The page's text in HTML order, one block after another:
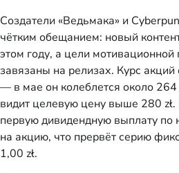
Создатели «Ведьмака» и
чётким обещанием: новый
этом году, а цели
завязаны на релизах. Курс
— в мае он колеблется около 264
видит целевую цену выше 280
первую дивидендную выплату по
на акцию, что прервёт серию
1,00 zł.